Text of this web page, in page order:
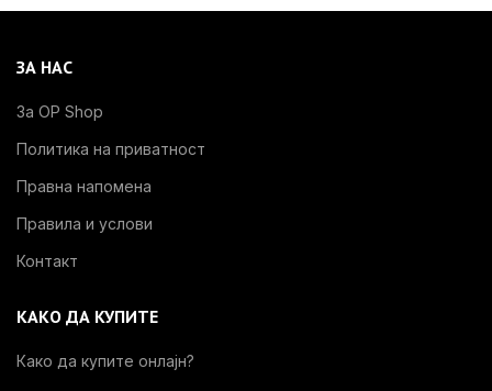
ЗА НАС
За OP Shop
Политика на приватност
Правна напомена
Правила и услови
Контакт
КАКО ДА КУПИТЕ
Како да купите онлајн?